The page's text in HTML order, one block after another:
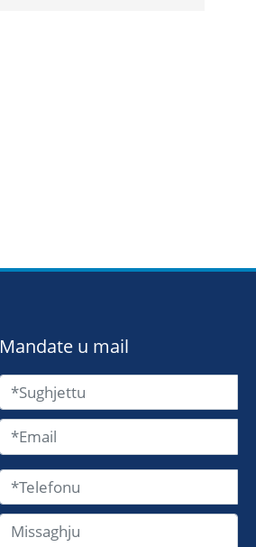
Mandate u mail